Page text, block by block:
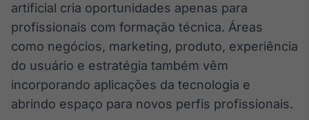
IA
Em breve
BroadFast
artificial cria oportunidades apenas para
profissionais com formação técnica. Áreas
como negócios, marketing, produto, experiência
do usuário e estratégia também vêm
incorporando aplicações da tecnologia e
abrindo espaço para novos perfis profissionais.